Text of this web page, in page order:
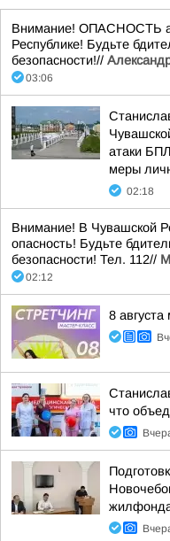
Внимание! ОПАСНОСТЬ
Республике! Будьте
безопасности!//
03:06
атаки
меры
02:18
Внимание! В Чувашской
опасность! Будьте
безопасности! Тел. 112//
02:12
8
что